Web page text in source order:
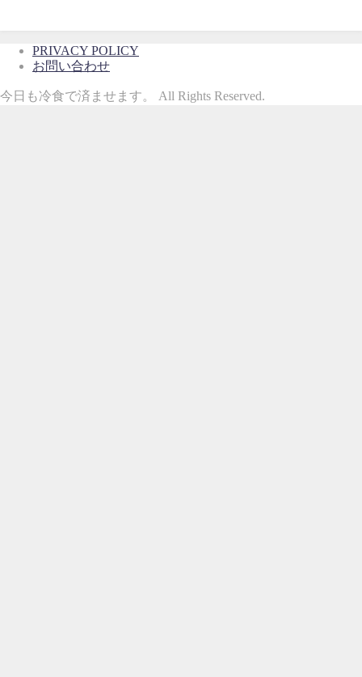
PRIVACY POLICY
お問い合わせ
今日も冷食で済ませます。 All Rights Reserved.